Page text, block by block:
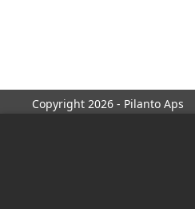
Copyright 2026 - Pilanto Aps